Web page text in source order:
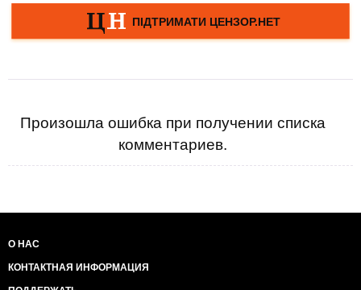
Произошла ошибка при получении списка
комментариев.
О НАС
КОНТАКТНАЯ ИНФОРМАЦИЯ